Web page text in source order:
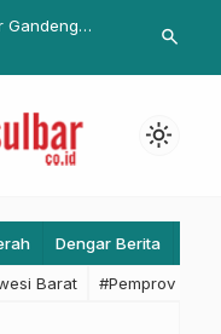
ASN
Gerakan
Unggul dan
search
light_mode
Dengar Berita
Barat #Pemprov